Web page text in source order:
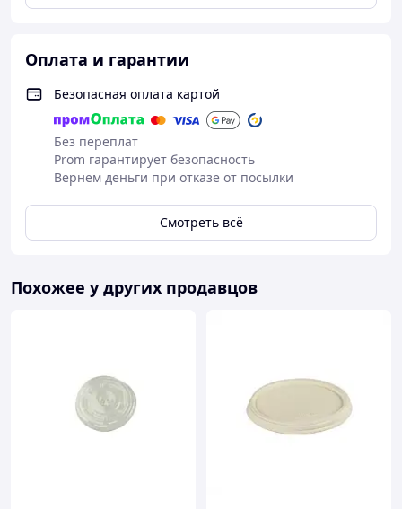
Оплата и гарантии
Безопасная оплата картой
Без переплат
Prom гарантирует безопасность
Вернем деньги при отказе от посылки
Смотреть всё
Похожее у других продавцов